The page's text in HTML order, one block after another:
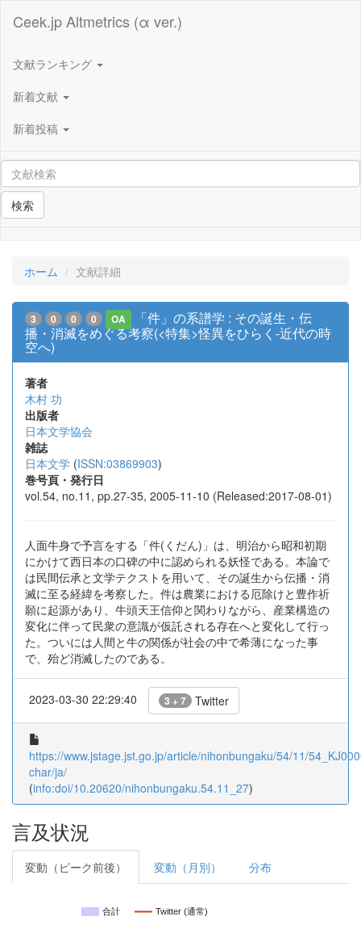
Ceek.jp Altmetrics (α ver.)
文献ランキング
新着文献
新着投稿
検索
ホーム 文献詳細
3 0 0 0 OA
「件」の系譜学 : その誕生・伝
播・消滅をめぐる考察(<特集>怪異をひらく-近代の時
空へ)
著者
木村 功
出版者
日本文学協会
雑誌
日本文学 (ISSN:03869903)
巻号頁・発行日
vol.54, no.11, pp.27-35, 2005-11-10 (Released:2017-08-01)
人面牛身で予言をする「件(くだん)」は、明治から昭和初期
にかけて西日本の口碑の中に認められる妖怪である。本論で
は民間伝承と文学テクストを用いて、その誕生から伝播・消
滅に至る経緯を考察した。件は農業における厄除けと豊作祈
願に起源があり、牛頭天王信仰と関わりながら、産業構造の
変化に伴って民衆の意識が仮託される存在へと変化して行っ
た。ついには人間と牛の関係が社会の中で希薄になった事
で、殆ど消滅したのである。
2023-03-30 22:29:40 3 + 7 Twitter
https://www.jstage.jst.go.jp/article/nihonbungaku/54/11/
char/ja/
(info:doi/10.20620/nihonbungaku.54.11_27)
言及状況
変動（ピーク前後） 変動（月別） 分布
合計 Twitter (通常)